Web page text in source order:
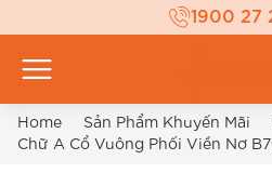
1900 27
Home Sản Phẩm Khuyến Mãi
Chữ A Cổ Vuông Phối Viền Nơ